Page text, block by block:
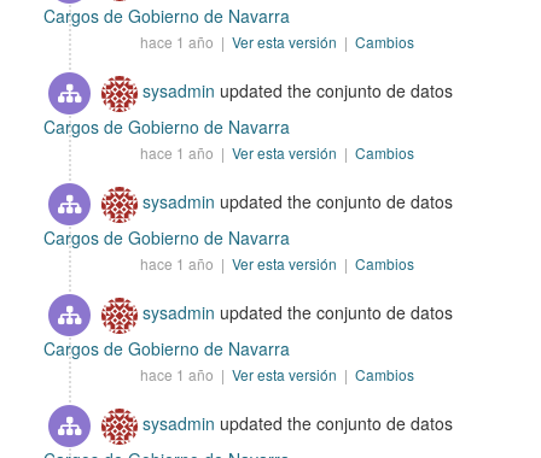
Cargos de Gobierno de Navarra
hace 1 año | Ver esta versión | Cambios
sysadmin updated the conjunto de datos
Cargos de Gobierno de Navarra
hace 1 año | Ver esta versión | Cambios
sysadmin updated the conjunto de datos
Cargos de Gobierno de Navarra
hace 1 año | Ver esta versión | Cambios
sysadmin updated the conjunto de datos
Cargos de Gobierno de Navarra
hace 1 año | Ver esta versión | Cambios
sysadmin updated the conjunto de datos